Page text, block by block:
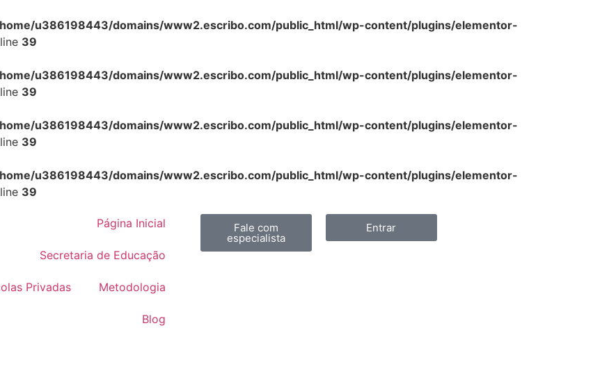
u386198443/domains/www2.escribo.com/public_html/wp-content/plugins/elementor-
39
u386198443/domains/www2.escribo.com/public_html/wp-content/plugins/elementor-
39
u386198443/domains/www2.escribo.com/public_html/wp-content/plugins/elementor-
39
u386198443/domains/www2.escribo.com/public_html/wp-content/plugins/elementor-
39
Página Inicial
Secretaria de Educação
Privadas Metodologia
Blog
Fale com
especialista
Entrar